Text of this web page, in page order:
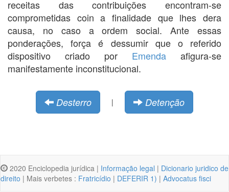
receitas das contribuições encontram-se
comprometidas coin a finalidade que lhes dera
causa, no caso a ordem social. Ante essas
ponderações, força é dessumir que o referido
dispositivo criado por Emenda afigura-se
manifestamente inconstitucional.
Desterro | Detenção
2020 Enciclopedia jurídica | Informação legal | Dicionario juridico de
direito | Mais verbetes : Fratricídio | DEFERIR 1) | Advocatus fisci